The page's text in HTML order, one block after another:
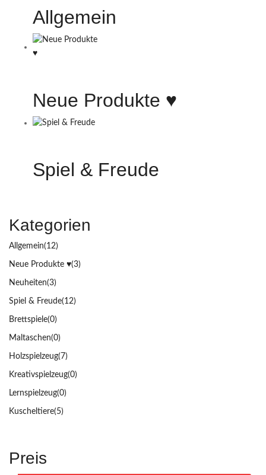
Allgemein
Neue Produkte ♥️
Spiel & Freude
Kategorien
Allgemein(12)
Neue Produkte ♥️(3)
Neuheiten(3)
Spiel & Freude(12)
Brettspiele(0)
Maltaschen(0)
Holzspielzeug(7)
Kreativspielzeug(0)
Lernspielzeug(0)
Kuscheltiere(5)
Preis